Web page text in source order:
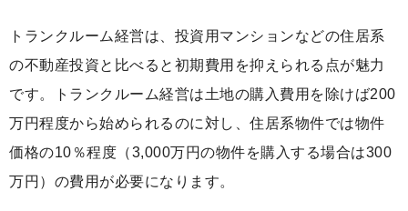
トランクルーム経営は、投資用マンションなどの住居系
の不動産投資と比べると初期費用を抑えられる点が魅力
です。トランクルーム経営は土地の購入費用を除けば200
万円程度から始められるのに対し、住居系物件では物件
価格の10％程度（3,000万円の物件を購入する場合は300
万円）の費用が必要になります。